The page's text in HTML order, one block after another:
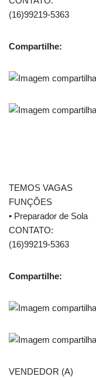
(16)99219-5363
Compartilhe:
TEMOS VAGAS
FUNÇÕES
• Preparador de Sola
CONTATO:
(16)99219-5363
Compartilhe:
VENDEDOR (A)